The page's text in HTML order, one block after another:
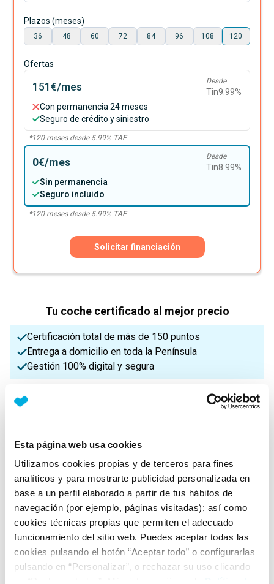
Esta página web usa cookies
Utilizamos cookies propias y de terceros para fines
analíticos y para mostrarte publicidad personalizada en
base a un perfil elaborado a partir de tus hábitos de
navegación (por ejemplo, páginas visitadas); así como
cookies técnicas propias que permiten el adecuado
funcionamiento del sitio web. Puedes aceptar todas las
cookies pulsando el botón “Aceptar todo” o configurarlas
pulsando en “Personalizar”, o rechazar su uso clicando
Plazos (meses)
36 48 60 72 84 96 108 120
Ofertas
151€/mes Desde
Tin9.99%
Con permanencia 24 meses
Seguro de crédito y siniestro
*120meses desde 5.99% TAE
0€/mes Desde
Tin8.99%
Sin permanencia
Seguro incluido
*120meses desde 5.99% TAE
Solicitar financiación
Tu coche certificado al mejor precio
Certificación total de más de 150 puntos
Entrega a domicilio en toda la Península
Gestión 100% digital y segura
80 Cv
Procedencia
Nacional Deducible
Nº Asientos Matriculación
21/02/2024
Tracción